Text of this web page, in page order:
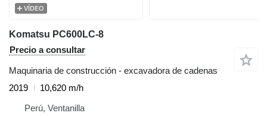
VÍDEO
Komatsu PC600LC-8
Precio a consultar
Maquinaria de construcción - excavadora de cadenas
2019
10,620 m/h
Perú, Ventanilla